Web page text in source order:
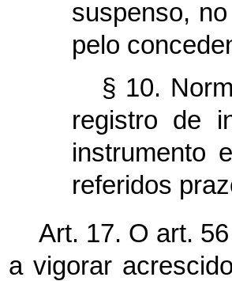
suspenso,
pelo
§ 10.
registro de
instrumento
referidos
Art. 17. O art.
a vigorar